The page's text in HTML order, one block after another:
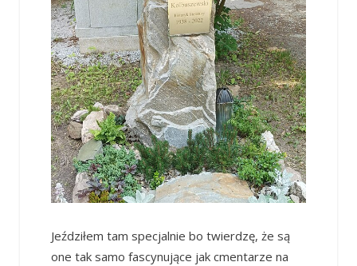
Jeździłem tam specjalnie bo twierdzę, że są
one tak samo fascynujące jak cmentarze na